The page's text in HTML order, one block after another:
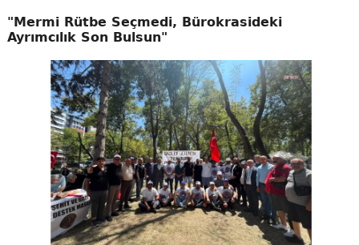
"Mermi Rütbe Seçmedi, Bürokrasideki
Ayrımcılık Son Bulsun"